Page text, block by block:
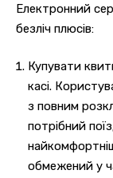
Електронний
безліч плюсів:
Купувати
касі.
з повним
потрібний
обмежений у